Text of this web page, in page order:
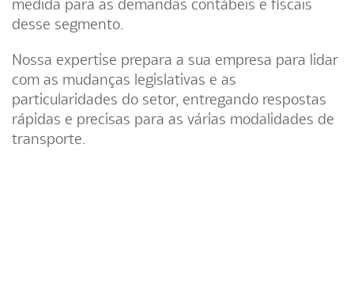
medida para as demandas contábeis e fiscais
desse segmento.
Nossa expertise prepara a sua empresa para lidar
com as mudanças legislativas e as
particularidades do setor, entregando respostas
rápidas e precisas para as várias modalidades de
transporte.